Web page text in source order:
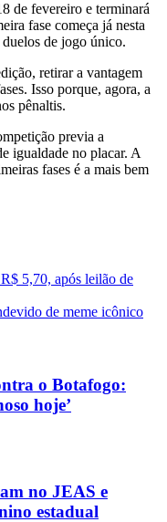
de fevereiro e terminará
fase começa já nesta
de jogo único.
retirar a vantagem
Isso porque, agora, a
pênaltis.
previa a
igualdade no placar. A
fases é a mais bem
5,70, após leilão de
de meme icônico
o Botafogo:
hoje’
no JEAS e
estadual